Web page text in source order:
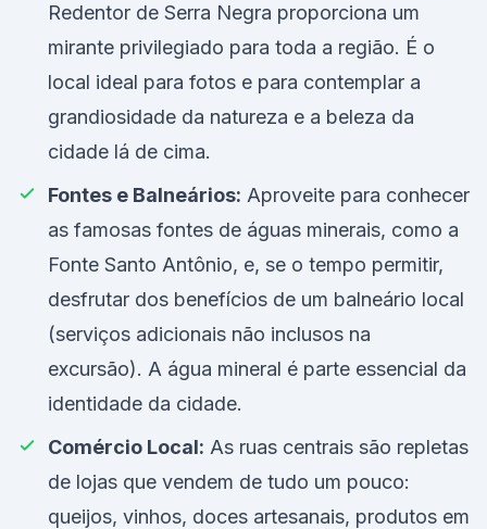
Redentor de Serra Negra proporciona um
mirante privilegiado para toda a região. É o
local ideal para fotos e para contemplar a
grandiosidade da natureza e a beleza da
cidade lá de cima.
Fontes e Balneários: Aproveite para conhecer
as famosas fontes de águas minerais, como a
Fonte Santo Antônio, e, se o tempo permitir,
desfrutar dos benefícios de um balneário local
(serviços adicionais não inclusos na
excursão). A água mineral é parte essencial da
identidade da cidade.
Comércio Local: As ruas centrais são repletas
de lojas que vendem de tudo um pouco:
queijos, vinhos, doces artesanais, produtos em